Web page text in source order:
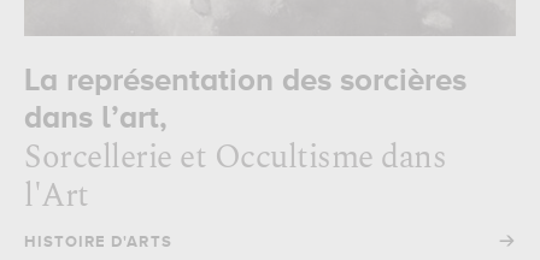
La représentation des sorcières
dans l’art,
Sorcellerie et Occultisme dans
l'Art
HISTOIRE D'ARTS →